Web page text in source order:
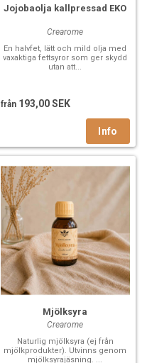
Jojobaolja kallpressad EKO
Crearome
En halvfet, lätt och mild olja med
vaxaktiga fettsyror som ger skydd
utan att...
från 193,00 SEK
Mjölksyra
Crearome
Naturlig mjölksyra (ej från
mjölkprodukter). Utvinns genom
mjölksyrajäsning. ...